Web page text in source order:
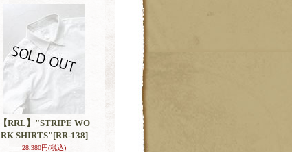
【RRL】"STRIPE WO
RK SHIRTS"[RR-138]
28,380円(税込)